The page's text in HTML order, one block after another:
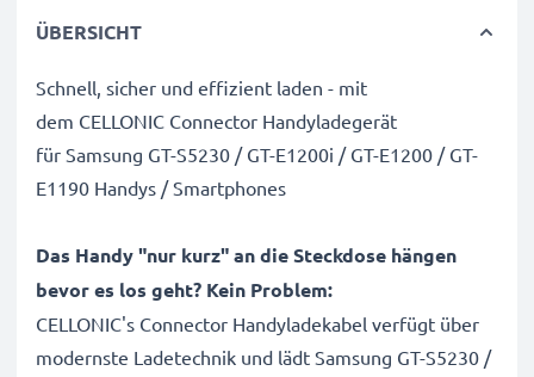
ÜBERSICHT
Schnell, sicher und effizient laden - mit
dem CELLONIC Connector Handyladegerät
für Samsung GT-S5230 / GT-E1200i / GT-E1200 / GT-
E1190 Handys / Smartphones
Das Handy "nur kurz" an die Steckdose hängen
bevor es los geht? Kein Problem:
CELLONIC's Connector Handyladekabel verfügt über
modernste Ladetechnik und lädt Samsung GT-S5230 /